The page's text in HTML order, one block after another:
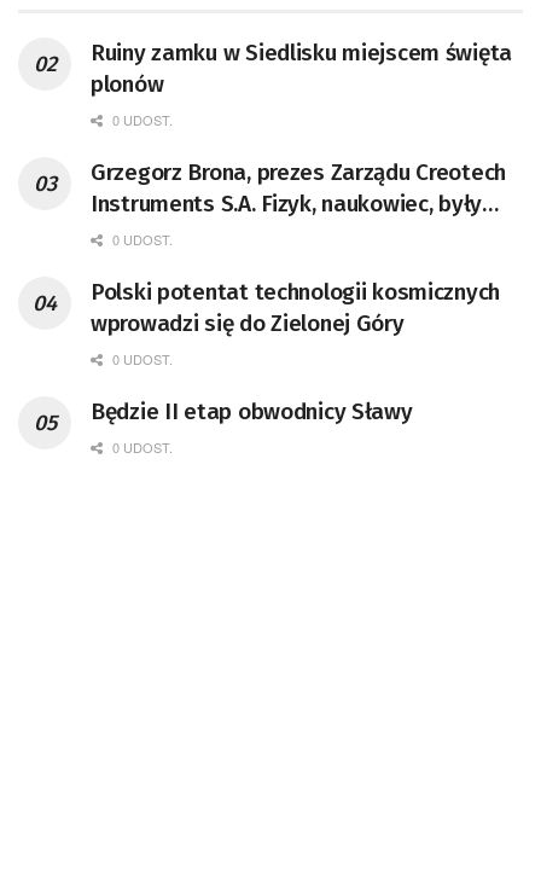
Ruiny zamku w Siedlisku miejscem święta
plonów
0 UDOST.
Grzegorz Brona, prezes Zarządu Creotech
Instruments S.A. Fizyk, naukowiec, były
pracownik CERN w Genewie,
doktor habilitowany nauk fizycznych,
koordynator Rady Sektorowej ds.
Kompetencji Przemysłu Lotniczo-
Badań Kosmicznych i Satelitarnych PAN.
0 UDOST.
Polski potentat technologii kosmicznych
wprowadzi się do Zielonej Góry
0 UDOST.
Będzie II etap obwodnicy Sławy
0 UDOST.